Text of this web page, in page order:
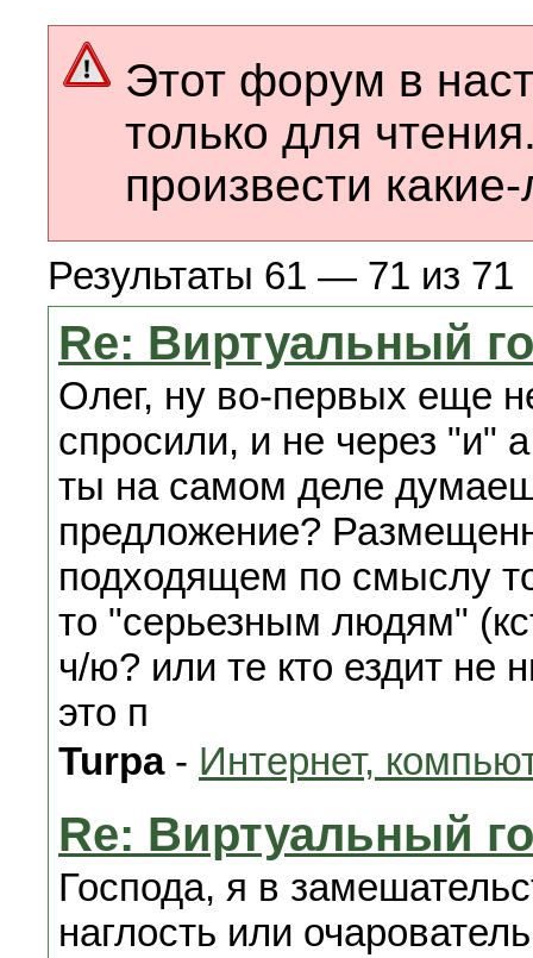
Этот форум в
только для
произвести
Результаты 61 — 71 из 71
Re: Виртуальный
Олег, ну во-первых еще
спросили, и не через "и"
ты на самом деле
предложение?
подходящем по смыслу
то "серьезным людям"
ч/ю? или те кто ездит не
это п
Turpa- Интернет,
Re: Виртуальный
Господа, я в
наглость или